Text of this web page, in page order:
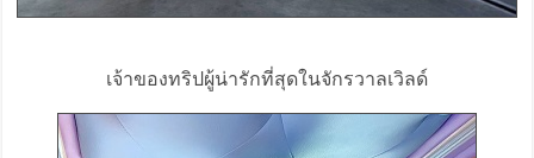
เจ้าของทริปผู้น่ารักที่สุดในจักรวาลเวิลด์